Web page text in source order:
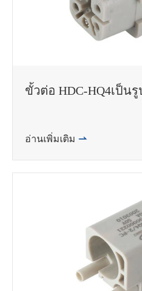
ขั้วต่อ HDC-HQ4เป็น
อ่านเพิ่มเติม 